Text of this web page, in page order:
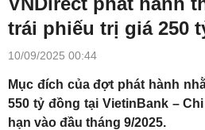
trái phiếu trị giá 250
10/09/2025 00:44
Mục đích của đợt phát hành
550 tỷ đồng tại VietinBank –
hạn vào đầu tháng 9/2025.